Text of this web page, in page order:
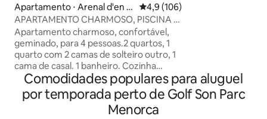
Apartamento ⋅ Arenal d'en C
astell
4,9 de uma avaliação média de
4,9 (106)
APARTAMENTO CHARMOSO, PISCINA E
PRAIA
Apartamento charmoso, confortável,
geminado, para 4 pessoas.2 quartos, 1
quarto com 2 camas de solteiro outro, 1
cama de casal. 1 banheiro. Cozinha
totalmente equipada, máquina de café,
máquina de lavar roupa. Varanda com
mesa e pequeno jardim privado, vista
para o mar, piscinas para adultos e
Comodidades populares para aluguel
por temporada perto de Golf Son Parc
Menorca